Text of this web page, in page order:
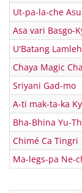
Ut-pa-la-che
Asa vari Basgo-
U'Batang
Chaya Magic
Sriyani Gad-mo
A-ti mak-ta-ka
Bha-Bhina Yu-
Chimé Ca Tingri
Ma-legs-pa Ne-